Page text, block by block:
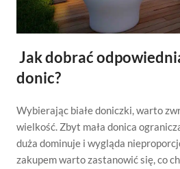
Jak dobrać
donic?
Wybierając białe doniczki, warto
wielkość. Zbyt mała donica
duża dominuje i wygląda
zakupem warto zastanowić się, co